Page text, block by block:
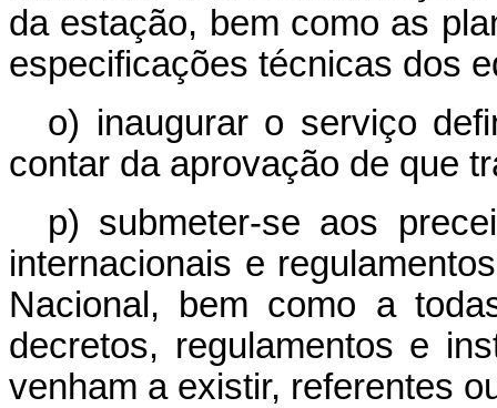
da estação, bem como as
especificações técnicas dos
o) inaugurar o serviço
contar da aprovação de que
p) submeter-se aos
internacionais e
Nacional, bem como a
decretos, regulamentos e
venham a existir, referentes